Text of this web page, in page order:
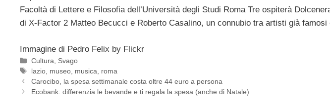
Facoltà di Lettere e Filosofia dell’Università degli Studi Roma Tre ospiterà
di X-Factor 2 Matteo Becucci e Roberto Casalino, un connubio tra artisti già famosi
Immagine di Pedro Felix by Flickr
Categorie
Cultura
Svago
Tag
lazio museo musica
roma
Carocibo, la spesa settimanale costa oltre 44 euro a persona
Ecobank: differenzia le bevande e ti regala la spesa (anche di Natale)